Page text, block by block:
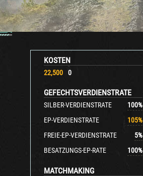
KOSTEN
22,500 0
GEFECHTSVERDIENSTRATE
SILBER-VERDIENSTRATE 100%
EP-VERDIENSTRATE
105%
FREIE-EP-VERDIENSTRATE
5%
BESATZUNGS-EP-RATE
100%
MATCHMAKING